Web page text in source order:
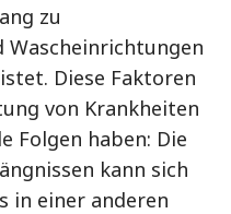
zu
Wascheinrichtungen
Diese Faktoren
von Krankheiten
Folgen haben: Die
kann sich
in einer anderen